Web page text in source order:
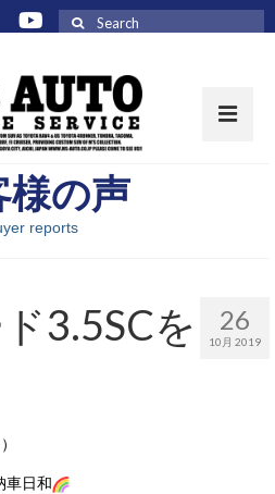
一覧
様の声
reports
26
10月 2019
3.5SCを
車日和